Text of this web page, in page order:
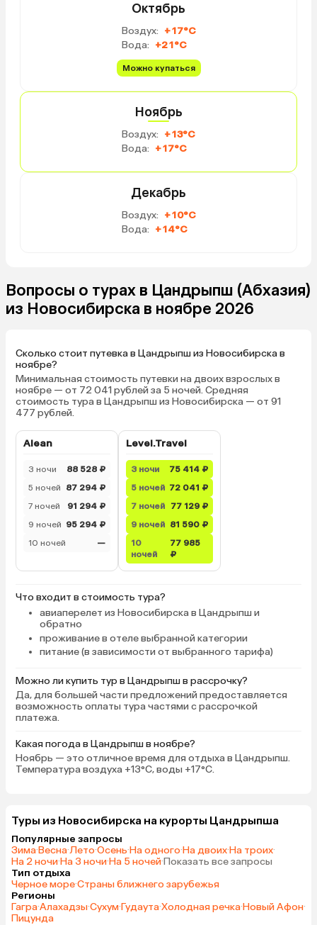
Октябрь
Воздух: +17°C
Вода: +21°C
Можно купаться
Ноябрь
Воздух: +13°C
Вода: +17°C
Декабрь
Воздух: +10°C
Вода: +14°C
Вопросы о турах в Цандрыпш (Абхазия)
из Новосибирска в ноябре 2026
Сколько стоит путевка в Цандрыпш из Новосибирска в
ноябре?
Минимальная стоимость путевки на двоих взрослых в
ноябре — от 72 041 рублей за 5 ночей. Средняя
стоимость тура в Цандрыпш из Новосибирска — от 91
477 рублей.
Alean
3 ночи
88 528 ₽
5 ночей
87 294 ₽
7 ночей
91 294 ₽
9 ночей 95 294 ₽
10 ночей
—
Level.Travel
3 ночи
75 414 ₽
5 ночей 72 041 ₽
7 ночей
77 129 ₽
9 ночей 81 590 ₽
10
ночей
77 985
₽
Что входит в стоимость тура?
авиаперелет из Новосибирска в Цандрыпш и
обратно
проживание в отеле выбранной категории
питание (в зависимости от выбранного тарифа)
Можно ли купить тур в Цандрыпш в рассрочку?
Да, для большей части предложений предоставляется
возможность оплаты тура частями с рассрочкой
платежа.
Какая погода в Цандрыпш в ноябре?
Ноябрь — это отличное время для отдыха в Цандрыпш.
Температура воздуха +13°C, воды +17°C.
Туры из Новосибирска на курорты Цандрыпша
Популярные запросы
Зима·Весна·Лето·Осень·На одного·На двоих·На троих·
На 2 ночи·На 3 ночи·На 5 ночей·Показать все запросы
Тип отдыха
Черное море·Страны ближнего зарубежья
Регионы
Гагра·Алахадзы·Сухум·Гудаута·Холодная речка·Новый Афон·
Пицунда